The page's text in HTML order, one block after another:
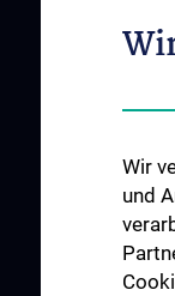
Unsere
Events
Kontakt
Wir
und